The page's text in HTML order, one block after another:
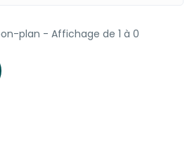
plan - Affichage de 1 à 0